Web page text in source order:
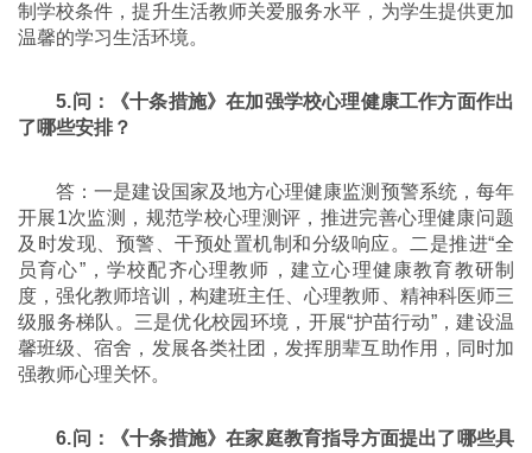
制学校条件，提升生活教师关爱服务水平，为学生提供更加
温馨的学习生活环境。
5.问：《十条措施》在加强学校心理健康工作方面作出
了哪些安排？
答：一是建设国家及地方心理健康监测预警系统，每年
开展1次监测，规范学校心理测评，推进完善心理健康问题
及时发现、预警、干预处置机制和分级响应。二是推进“全
员育心”，学校配齐心理教师，建立心理健康教育教研制
度，强化教师培训，构建班主任、心理教师、精神科医师三
级服务梯队。三是优化校园环境，开展“护苗行动”，建设温
馨班级、宿舍，发展各类社团，发挥朋辈互助作用，同时加
强教师心理关怀。
6.问：《十条措施》在家庭教育指导方面提出了哪些具